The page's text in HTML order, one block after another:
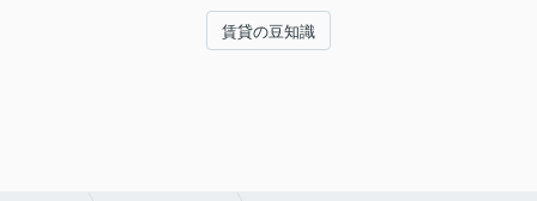
賃貸の豆知識